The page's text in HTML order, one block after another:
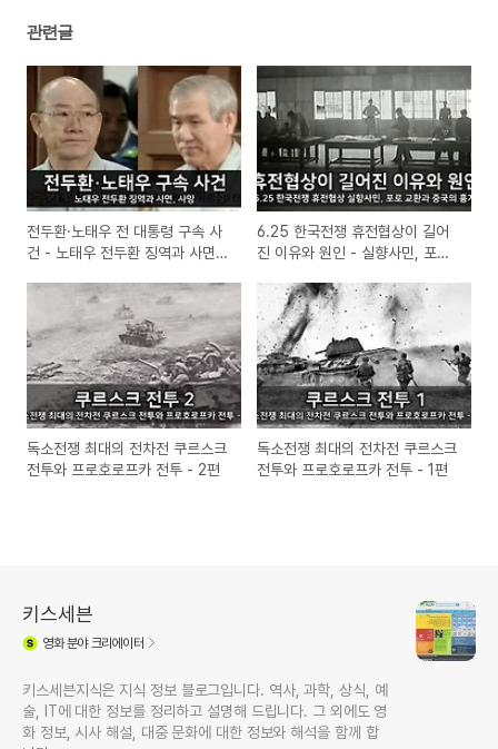
관련글
전두환·노태우 전 대통령 구속 사
건 - 노태우 전두환 징역과 사면,
6.25 한국전쟁 휴전협상이 길어
진 이유와 원인 - 실향사민, 포로
독소전쟁 최대의 전차전 쿠르스크
전투와 프로호로프카 전투 - 2편
독소전쟁 최대의 전차전 쿠르스크
전투와 프로호로프카 전투 - 1편
키스세븐
영화분야 크리에이터
키스세븐지식은 지식 정보 블로그입니다. 역사, 과학, 상식, 예
술, IT에 대한 정보를 정리하고 설명해 드립니다. 그 외에도 영
화 정보, 시사 해설, 대중 문화에 대한 정보와 해석을 함께 합